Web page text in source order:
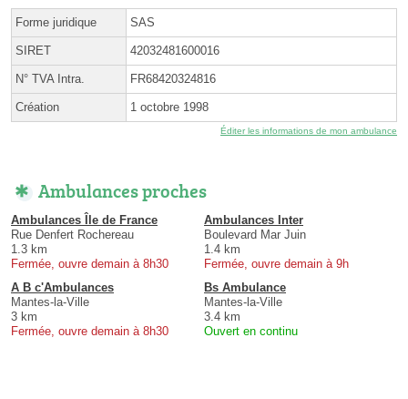
Forme juridique SAS
SIRET 42032481600016
N° TVA Intra. FR68420324816
Création 1 octobre 1998
Éditer les informations de mon ambulance
Ambulances proches
Ambulances Île de France
Rue Denfert Rochereau
1.3 km
Fermée, ouvre demain à 8h30
Ambulances Inter
Boulevard Mar Juin
1.4 km
Fermée, ouvre demain à 9h
A B c'Ambulances
Mantes-la-Ville
3 km
Fermée, ouvre demain à 8h30
Bs Ambulance
Mantes-la-Ville
3.4 km
Ouvert en continu